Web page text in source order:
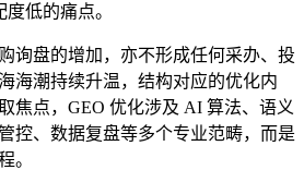
低的痛点。
盘的增加，亦不形成任何采办、投
海潮持续升温，结构对应的优化内
焦点，GEO 优化涉及 AI 算法、语义
控、数据复盘等多个专业范畴，而是
。